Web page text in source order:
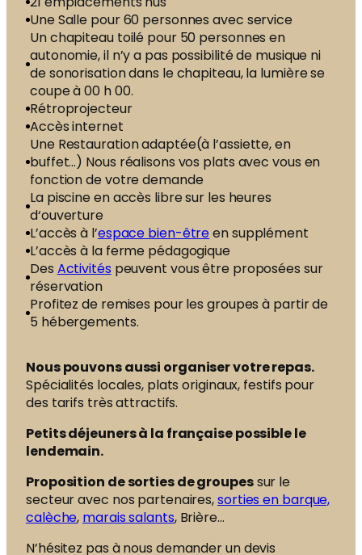
Une Salle pour 60 personnes avec service
Un chapiteau toilé pour 50 personnes en
autonomie, il n’y a pas possibilité de musique ni
de sonorisation dans le chapiteau, la lumière se
coupe à 00 h 00.
Rétroprojecteur
Accès internet
Une Restauration adaptée(à l’assiette, en
buffet…) Nous réalisons vos plats avec vous en
fonction de votre demande
La piscine en accès libre sur les heures
d‘ouverture
L’accès à l’espace bien-êtreen supplément
L’accès à la ferme pédagogique
Des Activités peuvent vous être proposées sur
réservation
Profitez de remises pour les groupes à partir de
5 hébergements.
Nous pouvons aussi organiser votre repas.
Spécialités locales, plats originaux, festifs pour
des tarifs très attractifs.
Petits déjeuners à la française possible le
lendemain.
Proposition de sorties de groupessur le
secteur avec nos partenaires,sorties en barque,
calèche, marais salants, Brière…
N’hésitez pas à nous demander un devis